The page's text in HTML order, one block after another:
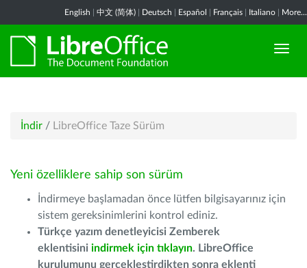
English 中文 (简体) Deutsch Español Français Italiano More...
İndir / LibreOffice Taze Sürüm
Yeni özelliklere sahip son sürüm
İndirmeye başlamadan önce lütfen bilgisayarınız için
sistem gereksinimlerini kontrol ediniz.
Türkçe yazım denetleyicisi Zemberek
eklentisini indirmek için tıklayın. LibreOffice
kurulumunu gerçekleştirdikten sonra eklenti